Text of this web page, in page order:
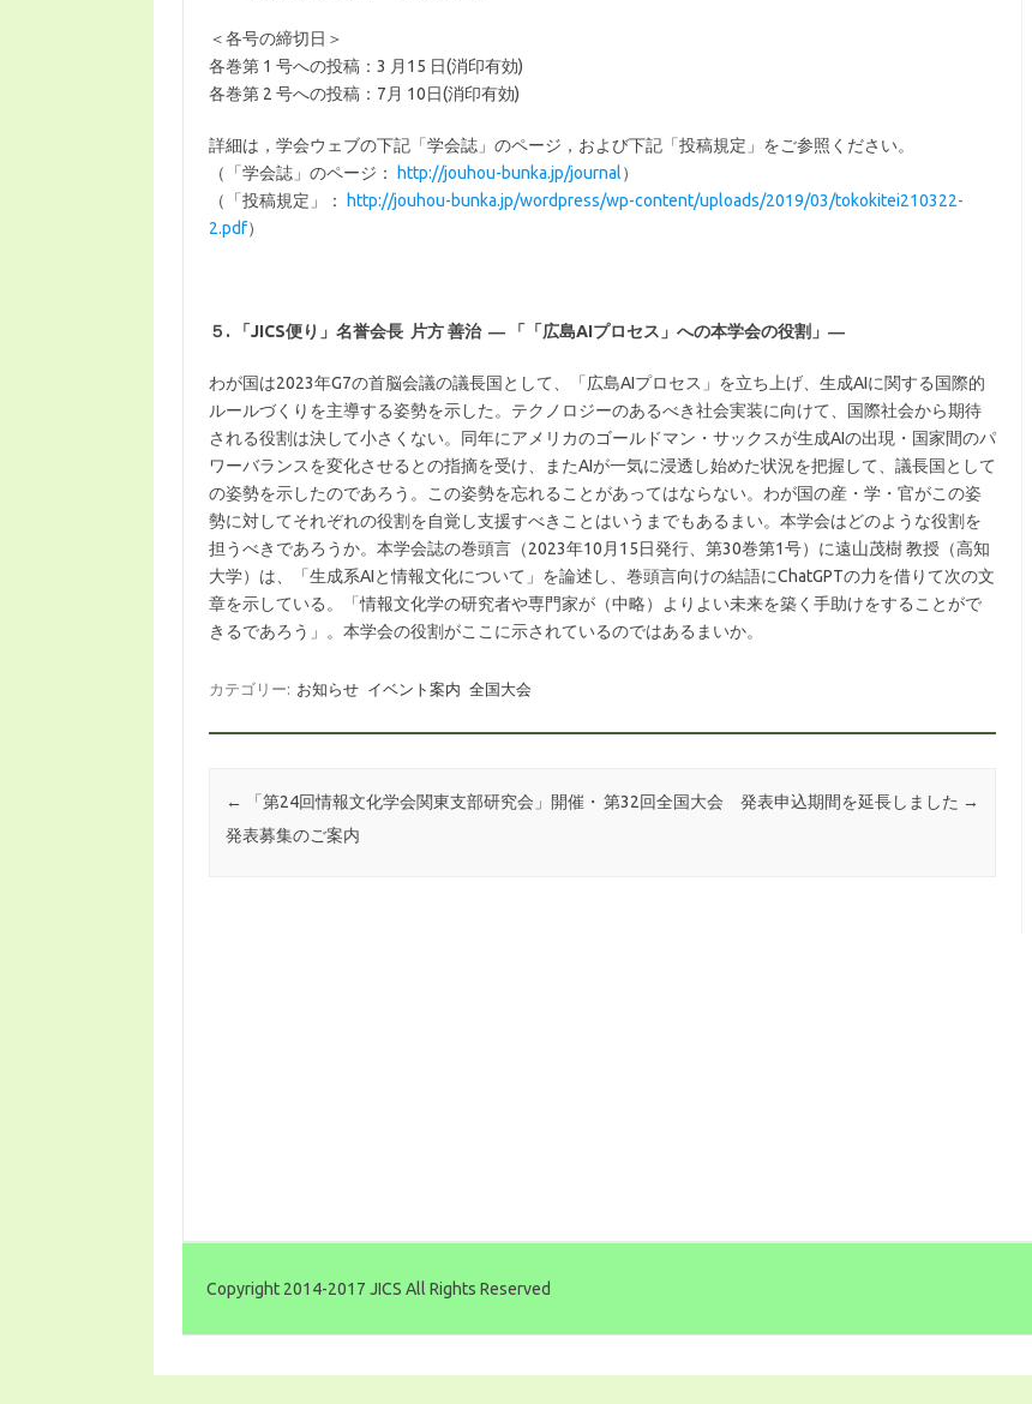
＜各号の締切日＞
各巻第 1 号への投稿：3 月15 日(消印有効)
各巻第 2 号への投稿：7月 10日(消印有効)
詳細は，学会ウェブの下記「学会誌」のページ，および下記「投稿規定」をご参照ください。
（「学会誌」のページ：
http://jouhou-bunka.jp/journal）
（「投稿規定」：
http://jouhou-bunka.jp/wordpress/wp-content/uploads/2019/03/tokokitei210322-
2.pdf）
５. 「JICS便り」名誉会長 片方 善治 ― 「「広島AIプロセス」への本学会の役割」―
わが国は2023年G7の首脳会議の議長国として、「広島AIプロセス」を立ち上げ、生成AIに関する国際的
ルールづくりを主導する姿勢を示した。テクノロジーのあるべき社会実装に向けて、国際社会から期待
される役割は決して小さくない。同年にアメリカのゴールドマン・サックスが生成AIの出現・国家間のパ
ワーバランスを変化させるとの指摘を受け、またAIが一気に浸透し始めた状況を把握して、議長国として
の姿勢を示したのであろう。この姿勢を忘れることがあってはならない。わが国の産・学・官がこの姿
勢に対してそれぞれの役割を自覚し支援すべきことはいうまでもあるまい。本学会はどのような役割を
担うべきであろうか。本学会誌の巻頭言（2023年10月15日発行、第30巻第1号）に遠山茂樹 教授（高知
大学）は、「生成系AIと情報文化について」を論述し、巻頭言向けの結語にChatGPTの力を借りて次の文
章を示している。「情報文化学の研究者や専門家が（中略）よりよい未来を築く手助けをすることがで
きるであろう」。本学会の役割がここに示されているのではあるまいか。
カテゴリー: お知らせ イベント案内 全国大会
投稿ナビゲーション
←
「第24回情報文化学会関東支部研究会」開催・
発表募集のご案内
第32回全国大会 発表申込期間を延長しました →
Copyright 2014-2017 JICS All Rights Reserved